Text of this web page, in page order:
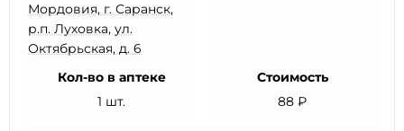
Мордовия, г. Саранск,
р.п. Луховка, ул.
Октябрьская, д. 6
Кол-во в аптеке
1 шт.
Стоимость
88 ₽